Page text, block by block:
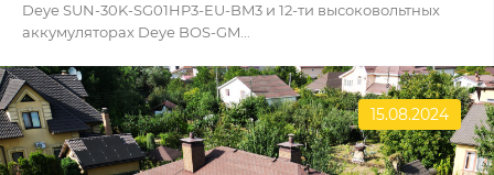
Deye SUN-30K-SG01HP3-EU-BM3 и 12-ти высоковольтных
аккумуляторах Deye BOS-GM...
15.08.2024